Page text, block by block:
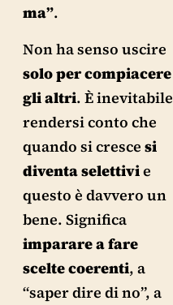
ma”.
Non ha senso uscire
solo per compiacere
gli altri. È inevitabile
rendersi conto che
quando si cresce si
diventa selettivie
questo è davvero un
bene. Significa
imparare a fare
scelte coerenti, a
“saper dire di no”, a